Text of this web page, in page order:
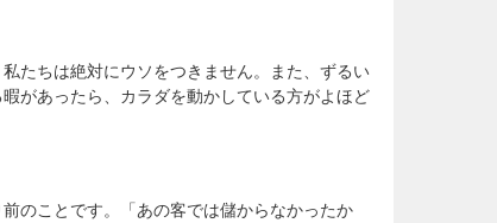
たちは絶対にウソをつきません。また、ずるい
があったら、カラダを動かしている方がよほど
のことです。「あの客では儲からなかったか